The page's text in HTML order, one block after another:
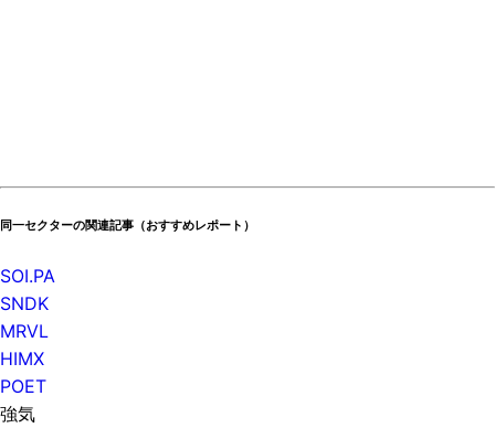
同一セクターの関連記事（おすすめレポート）
SOI.PA
SNDK
MRVL
HIMX
POET
強気